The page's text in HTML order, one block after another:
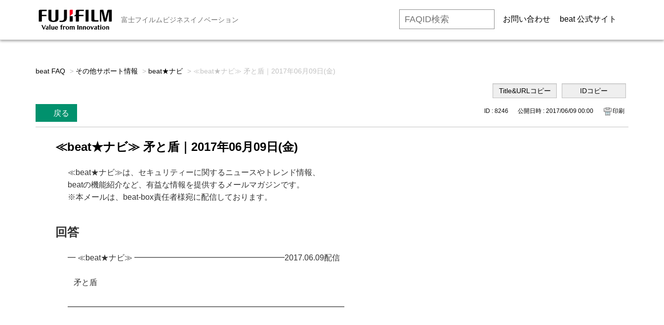
富士フイルムビジネスイノベーション お問い合わせ beat 公式サイト
beat FAQ > その他サポート情報 > beat★ナビ > ≪beat★ナビ≫ 矛と盾｜2017年06月09日(金)
戻る ID : 8246 公開日時 : 2017/06/09 00:00 印刷
≪beat★ナビ≫ 矛と盾｜2017年06月09日(金)
≪beat★ナビ≫は、セキュリティーに関するニュースやトレンド情報、
beatの機能紹介など、有益な情報を提供するメールマガジンです。
※本メールは、beat-box責任者様宛に配信しております。
回答
━ ≪beat★ナビ≫ ━━━━━━━━━━━━━━━━━━━2017.06.09配信
矛と盾
━━━━━━━━━━━━━━━━━━━━━━━━━━━━━━━━━━━